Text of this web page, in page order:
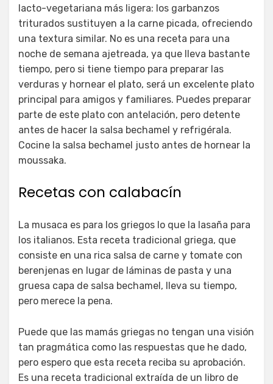
lacto-vegetariana más ligera: los garbanzos
triturados sustituyen a la carne picada, ofreciendo
una textura similar. No es una receta para una
noche de semana ajetreada, ya que lleva bastante
tiempo, pero si tiene tiempo para preparar las
verduras y hornear el plato, será un excelente plato
principal para amigos y familiares. Puedes preparar
parte de este plato con antelación, pero detente
antes de hacer la salsa bechamel y refrigérala.
Cocine la salsa bechamel justo antes de hornear la
moussaka.
Recetas con calabacín
La musaca es para los griegos lo que la lasaña para
los italianos. Esta receta tradicional griega, que
consiste en una rica salsa de carne y tomate con
berenjenas en lugar de láminas de pasta y una
gruesa capa de salsa bechamel, lleva su tiempo,
pero merece la pena.
Puede que las mamás griegas no tengan una visión
tan pragmática como las respuestas que he dado,
pero espero que esta receta reciba su aprobación.
Es una receta tradicional extraída de un libro de